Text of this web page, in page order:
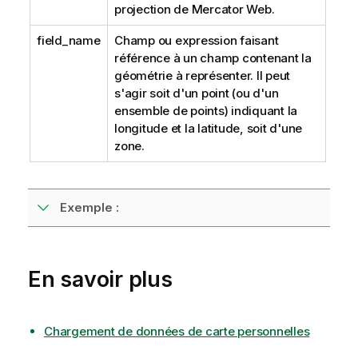
projection de Mercator Web.
field_name
Champ ou expression faisant
référence à un champ contenant la
géométrie à représenter. Il peut
s'agir soit d'un point (ou d'un
ensemble de points) indiquant la
longitude et la latitude, soit d'une
zone.
Exemple :
En savoir plus
Chargement de données de carte personnelles